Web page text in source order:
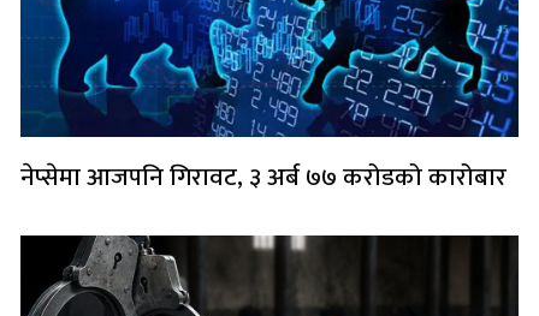
नेप्सेमा आजपनि गिरावट, ३ अर्ब ७७ करोडको कारोबार